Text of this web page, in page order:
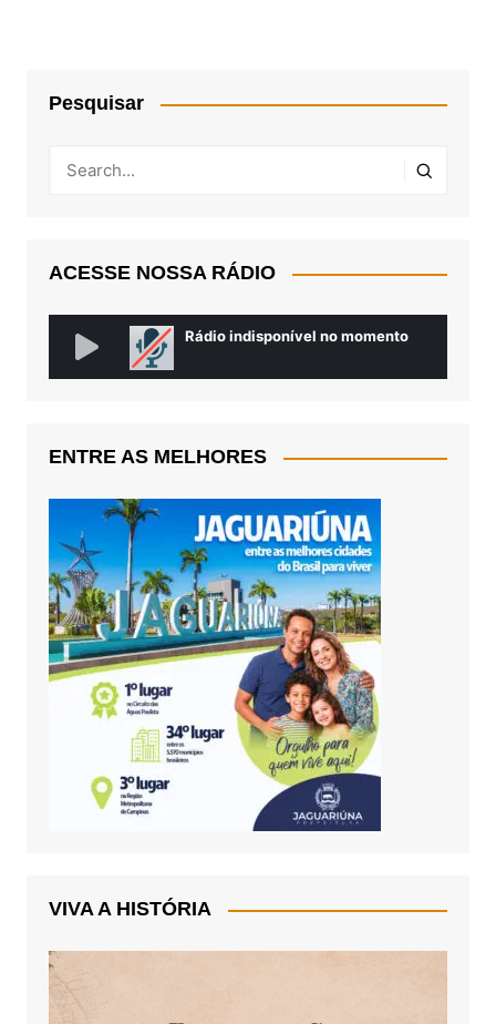
Pesquisar
ACESSE NOSSA RÁDIO
ENTRE AS MELHORES
VIVA A HISTÓRIA